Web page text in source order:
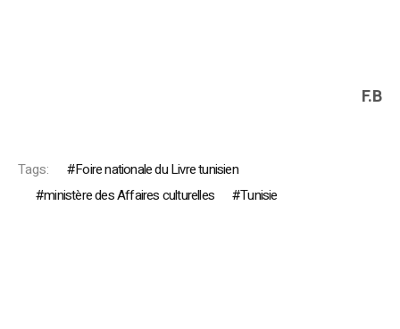
F.B
Tags:
Foire nationale du Livre tunisien
ministère des Affaires culturelles
Tunisie